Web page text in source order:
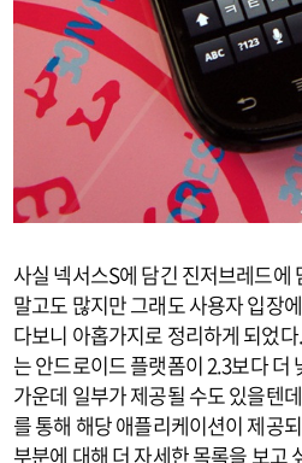
사실 넥서스S에 담긴 진저브레드에
말고도 많지만 그래도 사용자 입장
다보니 아홉가지로 정리하게 되었
는 안드로이드 플랫폼이 2.3보다 더
가운데 일부가 제공될 수도 있을텐
를 통해 해당 애플리케이션이 제공
부분에 대해 더 자세한 목록을 보고